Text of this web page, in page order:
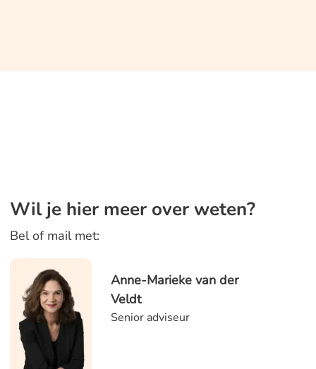
Wil je hier meer over weten?
Bel of mail met:
Anne-Marieke van der
Veldt
Senior adviseur